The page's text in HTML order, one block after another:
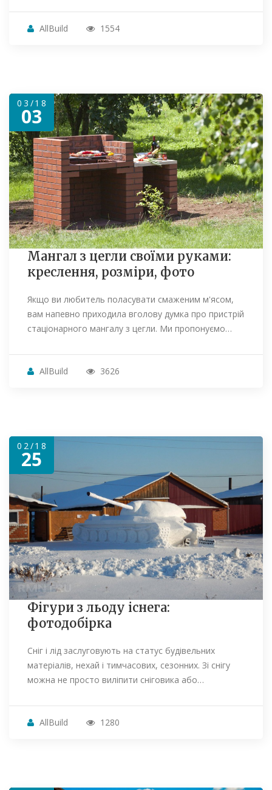
AllBuild 1554
03/18
03
Мангал з цегли своїми руками:
креслення, розміри, фото
Якщо ви любитель поласувати смаженим м'ясом,
вам напевно приходила вголову думка про пристрій
стаціонарного мангалу з цегли. Ми пропонуємо…
AllBuild 3626
02/18
25
Фігури з льоду існега:
фотодобірка
Сніг і лід заслуговують на статус будівельних
матеріалів, нехай і тимчасових, сезонних. Зі снігу
можна не просто виліпити сніговика або…
AllBuild 1280